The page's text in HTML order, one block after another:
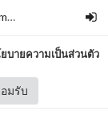
บายความเป็นส่วนตัว
มรับส